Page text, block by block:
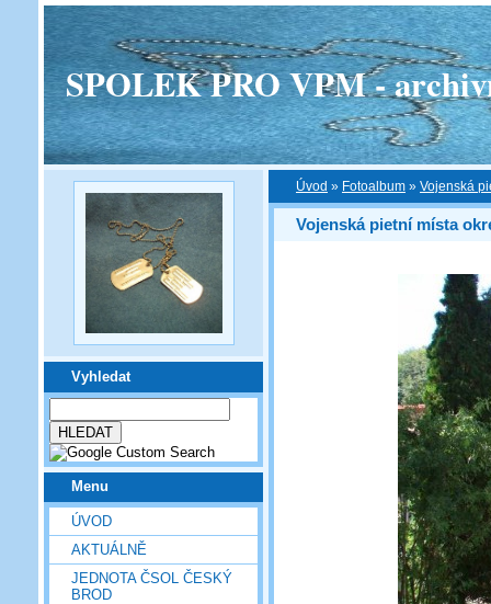
SPOLEK PRO VPM -
Vyhledat
Menu
ÚVOD
AKTUÁLNĚ
JEDNOTA ČSOL ČESKÝ
BROD
Úvod » Fotoalbum » Vojenská
Vojenská pietní místa